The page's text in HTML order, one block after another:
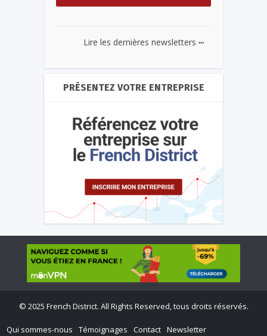
Lire les dernières newsletters ...
PRÉSENTEZ VOTRE ENTREPRISE
© 2025 French District. All Rights Reserved, tous droits réservés.
Qui sommes-nous Témoignages Contact Newsletter